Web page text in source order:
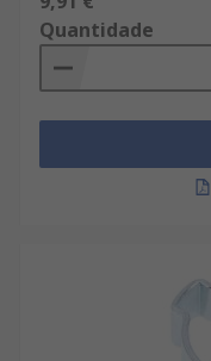
Quantidade